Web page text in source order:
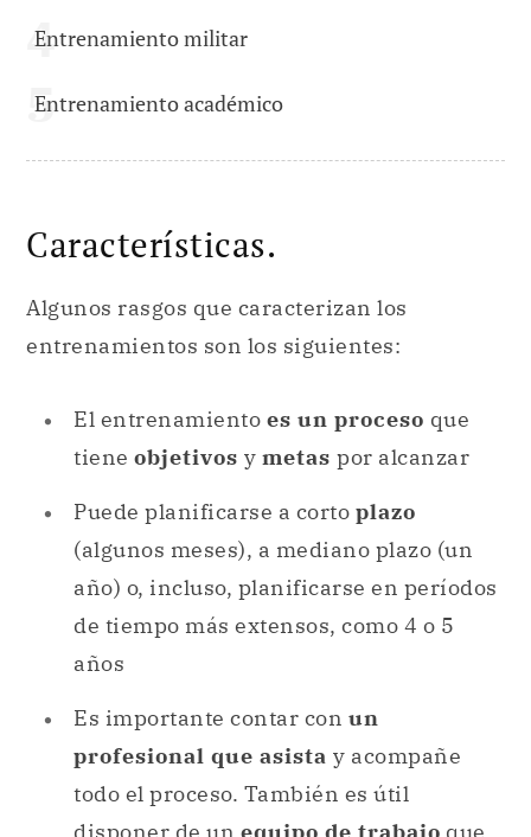
Entrenamiento militar
Entrenamiento académico
Características.
Algunos rasgos que caracterizan los
entrenamientos son los siguientes:
El entrenamiento es un proceso que
tiene objetivos y metas por alcanzar
Puede planificarse a corto plazo
(algunos meses), a mediano plazo (un
año) o, incluso, planificarse en períodos
de tiempo más extensos, como 4 o 5
años
Es importante contar con un
profesional que asista y acompañe
todo el proceso. También es útil